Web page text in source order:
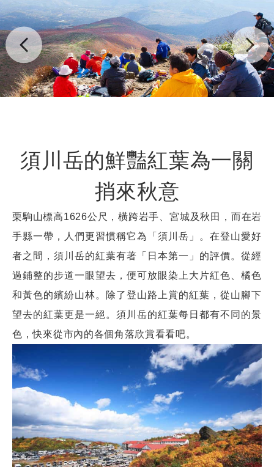
須川岳的鮮豔紅葉為一關
捎來秋意
栗駒山標高1626公尺，橫跨岩手、宮城及秋田，而在岩
手縣一帶，人們更習慣稱它為「須川岳」。在登山愛好
者之間，須川岳的紅葉有著「日本第一」的評價。從經
過鋪整的步道一眼望去，便可放眼染上大片紅色、橘色
和黃色的繽紛山林。除了登山路上賞的紅葉，從山腳下
望去的紅葉更是一絕。須川岳的紅葉每日都有不同的景
色，快來從市內的各個角落欣賞看看吧。